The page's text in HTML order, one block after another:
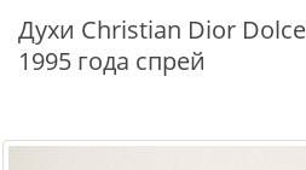
Духи Christian Dior
1995 года спрей